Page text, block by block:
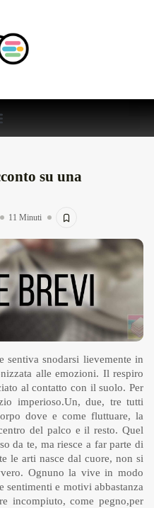
su una
11 Minuti
sentiva snodarsi lievemente in
alle emozioni. Il respiro
al contatto con il suolo. Per
imperioso.Un, due, tre tutti
dove e come fluttuare, la
del palco e il resto. Quel
da te, ma riesce a far parte di
le arti nasce dal cuore, non si
Ognuno la vive in modo
sentimenti e motivi abbastanza
incompiuto, come pegno,per